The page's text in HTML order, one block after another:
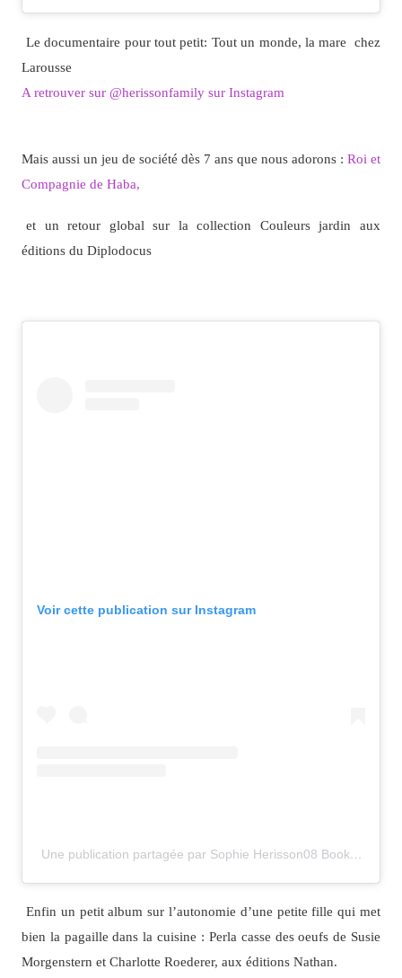
Le documentaire pour tout petit: Tout un monde, la mare chez
Larousse
A retrouver sur @herissonfamily sur Instagram
Mais aussi un jeu de société dès 7 ans que nous adorons :Roi et
Compagnie de Haba,
et un retour global sur la collection Couleurs jardin aux
éditions du Diplodocus
Voir cette publication sur Instagram
Une publication partagée par Sophie Herisson08 Bookstagram (@herissonfamily)
Enfin un petit album sur l’autonomie d’une petite fille qui met
bien la pagaille dans la cuisine : Perla casse des oeufs de Susie
Morgenstern et Charlotte Roederer, aux éditions Nathan.